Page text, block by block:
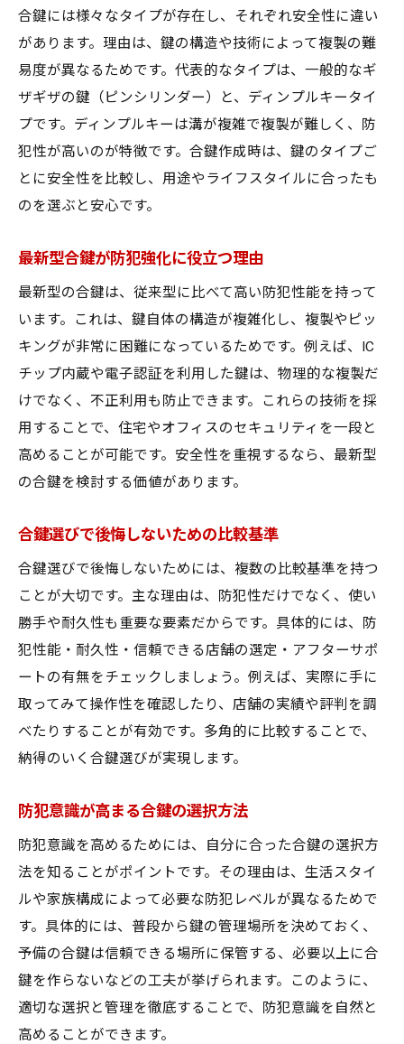
合鍵には様々なタイプが存在し、それぞれ安全性に違い
があります。理由は、鍵の構造や技術によって複製の難
易度が異なるためです。代表的なタイプは、一般的なギ
ザギザの鍵（ピンシリンダー）と、ディンプルキータイ
プです。ディンプルキーは溝が複雑で複製が難しく、防
犯性が高いのが特徴です。合鍵作成時は、鍵のタイプご
とに安全性を比較し、用途やライフスタイルに合ったも
のを選ぶと安心です。
最新型合鍵が防犯強化に役立つ理由
最新型の合鍵は、従来型に比べて高い防犯性能を持って
います。これは、鍵自体の構造が複雑化し、複製やピッ
キングが非常に困難になっているためです。例えば、IC
チップ内蔵や電子認証を利用した鍵は、物理的な複製だ
けでなく、不正利用も防止できます。これらの技術を採
用することで、住宅やオフィスのセキュリティを一段と
高めることが可能です。安全性を重視するなら、最新型
の合鍵を検討する価値があります。
合鍵選びで後悔しないための比較基準
合鍵選びで後悔しないためには、複数の比較基準を持つ
ことが大切です。主な理由は、防犯性だけでなく、使い
勝手や耐久性も重要な要素だからです。具体的には、防
犯性能・耐久性・信頼できる店舗の選定・アフターサポ
ートの有無をチェックしましょう。例えば、実際に手に
取ってみて操作性を確認したり、店舗の実績や評判を調
べたりすることが有効です。多角的に比較することで、
納得のいく合鍵選びが実現します。
防犯意識が高まる合鍵の選択方法
防犯意識を高めるためには、自分に合った合鍵の選択方
法を知ることがポイントです。その理由は、生活スタイ
ルや家族構成によって必要な防犯レベルが異なるためで
す。具体的には、普段から鍵の管理場所を決めておく、
予備の合鍵は信頼できる場所に保管する、必要以上に合
鍵を作らないなどの工夫が挙げられます。このように、
適切な選択と管理を徹底することで、防犯意識を自然と
高めることができます。